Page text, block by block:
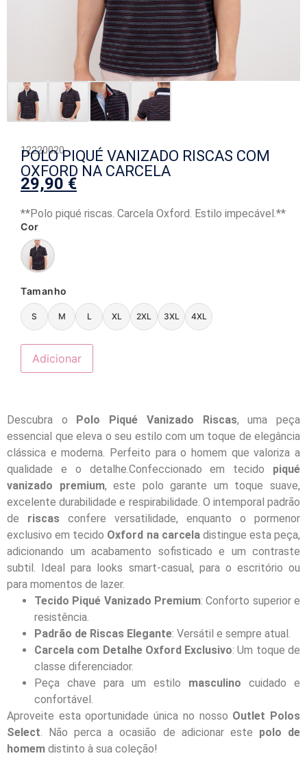
12220020
POLO PIQUÉ VANIZADO RISCAS COM
OXFORD NA CARCELA
29,90 €
**Polo piqué riscas. Carcela Oxford. Estilo impecável.**
Cor
Tamanho
S M L XL 2XL 3XL 4XL
Adicionar
Descubra o Polo Piqué Vanizado Riscas, uma peça
essencial que eleva o seu estilo com um toque de elegância
clássica e moderna. Perfeito para o homem que valoriza a
qualidade e o detalhe.Confeccionado em tecido piqué
vanizado premium, este polo garante um toque suave,
excelente durabilidade e respirabilidade. O intemporal padrão
de riscas confere versatilidade, enquanto o pormenor
exclusivo em tecido Oxford na carceladistingue esta peça,
adicionando um acabamento sofisticado e um contraste
subtil. Ideal para looks smart-casual, para o escritório ou
para momentos de lazer.
Tecido Piqué Vanizado Premium: Conforto superior e
resistência.
Padrão de Riscas Elegante: Versátil e sempre atual.
Carcela com Detalhe Oxford Exclusivo: Um toque de
classe diferenciador.
Peça chave para um estilo masculino cuidado e
confortável.
Aproveite esta oportunidade única no nosso Outlet Polos
Select. Não perca a ocasião de adicionar este polo de
homem distinto à sua coleção!